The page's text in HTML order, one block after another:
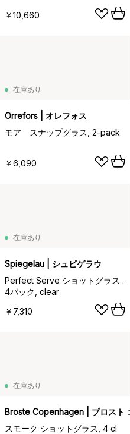
￥10,660
在庫あり
Orrefors | オレフォス
モア スナップグラス, 2-pack
￥6,090
在庫あり
Spiegelau | シュピゲラウ
Perfect Serve ショットグラス .
4パック, clear
￥7,310
在庫あり
Broste Copenhagen | ブロスト
スモーク ショットグラス, 4 cl